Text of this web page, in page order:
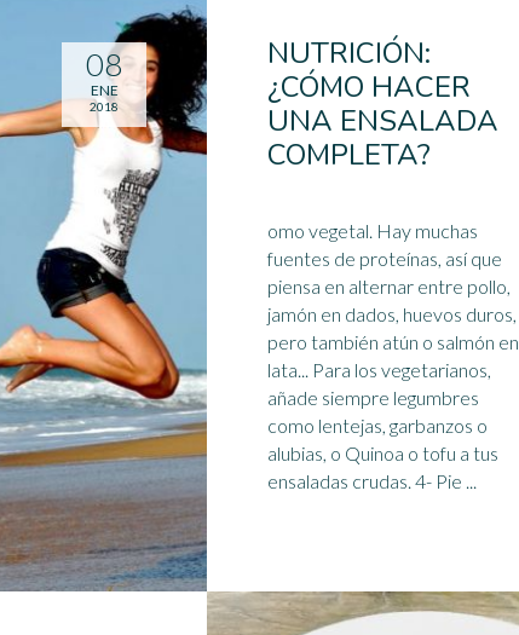
08
ENE
2018
NUTRICIÓN:
¿CÓMO HACER
UNA ENSALADA
COMPLETA?
omo vegetal. Hay muchas
fuentes de proteínas, así que
piensa en alternar entre pollo,
jamón en dados, huevos duros,
pero también atún o salmón en
lata... Para los vegetarianos,
añade siempre legumbres
como lentejas, garbanzos o
alubias, o Quinoa o tofu a tus
ensaladas crudas. 4- Pie ...